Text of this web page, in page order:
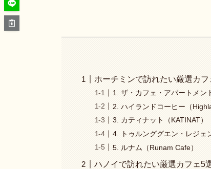
ホーチミンで訪れたい厳選カフ
1. ザ・カフェ・アパートメン
2. ハイランドコーヒー（
3. カティナット（KATINAT）
4. トゥルンググエン・レジェ
5. ルナム（Runam Cafe）
ハノイで訪れたい厳選カフェ5